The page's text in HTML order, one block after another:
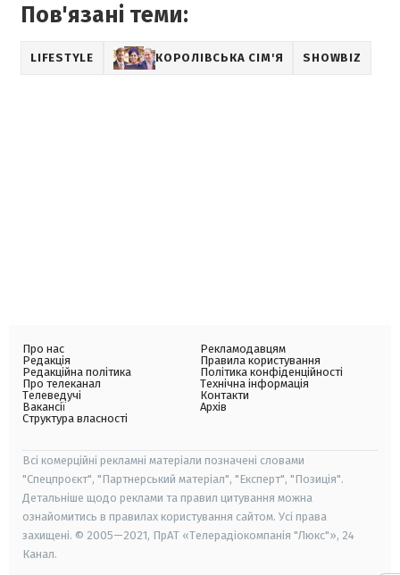
Пов'язані теми:
LIFESTYLE КОРОЛІВСЬКА СІМ'Я SHOWBIZ
Про нас
Редакція
Редакційна політика
Про телеканал
Телеведучі
Вакансії
Структура власності
Рекламодавцям
Правила користування
Політика конфіденційності
Технічна інформація
Контакти
Архів
Всі комерційні рекламні матеріали позначені словами
"Спецпроєкт", "Партнерський матеріал", "Експерт", "Позиція".
Детальніше щодо реклами та правил цитування можна
ознайомитись в правилах користування сайтом. Усі права
захищені. © 2005—2021, ПрАТ «Телерадіокомпанія "Люкс"», 24
Канал.